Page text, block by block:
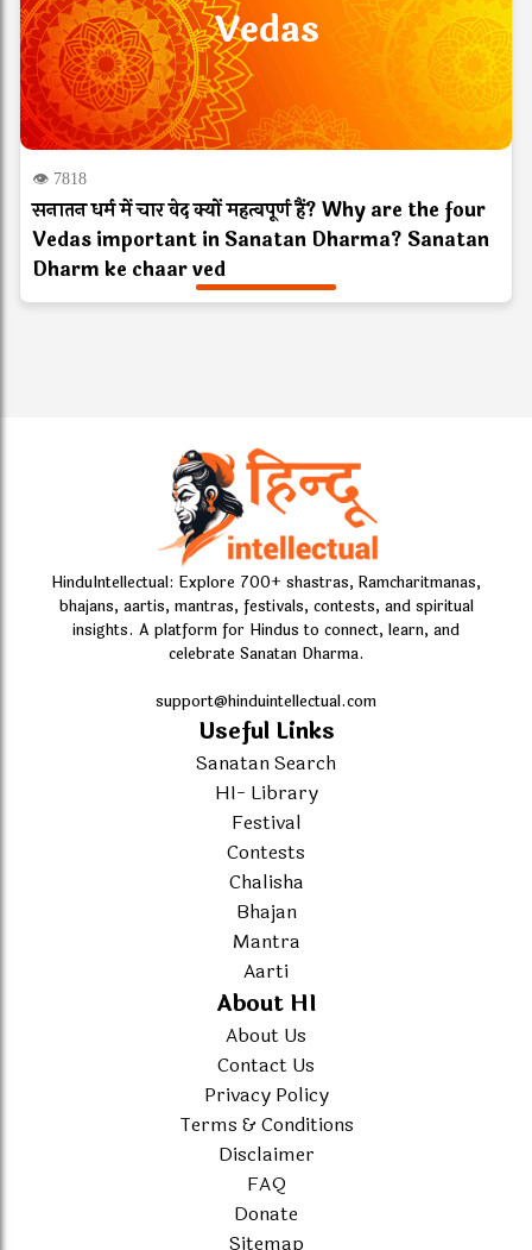
Vedas
👁 7818
सनातन धर्म में चार वेद क्यों महत्वपूर्ण हैं? Why are the four
Vedas important in Sanatan Dharma? Sanatan
Dharm ke chaar ved
HinduIntellectual: Explore 700+ shastras, Ramcharitmanas,
bhajans, aartis, mantras, festivals, contests, and spiritual
insights. A platform for Hindus to connect, learn, and
celebrate Sanatan Dharma.
support@hinduintellectual.com
Useful Links
Sanatan Search
HI- Library
Festival
Contests
Chalisha
Bhajan
Mantra
Aarti
About HI
About Us
Contact Us
Privacy Policy
Terms & Conditions
Disclaimer
FAQ
Donate
Sitemap